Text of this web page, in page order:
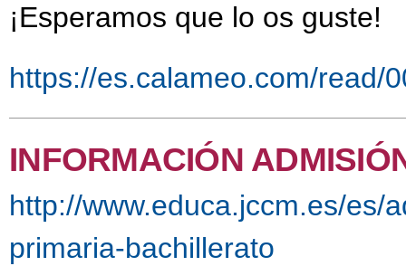
¡Esperamos que lo os guste!
https://es.calameo.com/read/
INFORMACIÓN
http://www.educa.jccm.es/es/
primaria-bachillerato